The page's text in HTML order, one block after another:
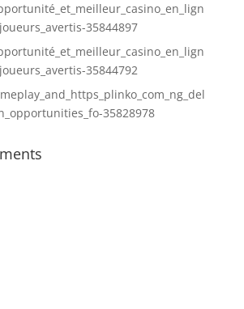
35844897
35844792
35828978